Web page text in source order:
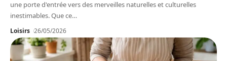
une porte d'entrée vers des merveilles naturelles et culturelles
inestimables. Que ce…
Loisirs 26/05/2026